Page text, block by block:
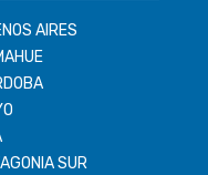
AIRES
SUR